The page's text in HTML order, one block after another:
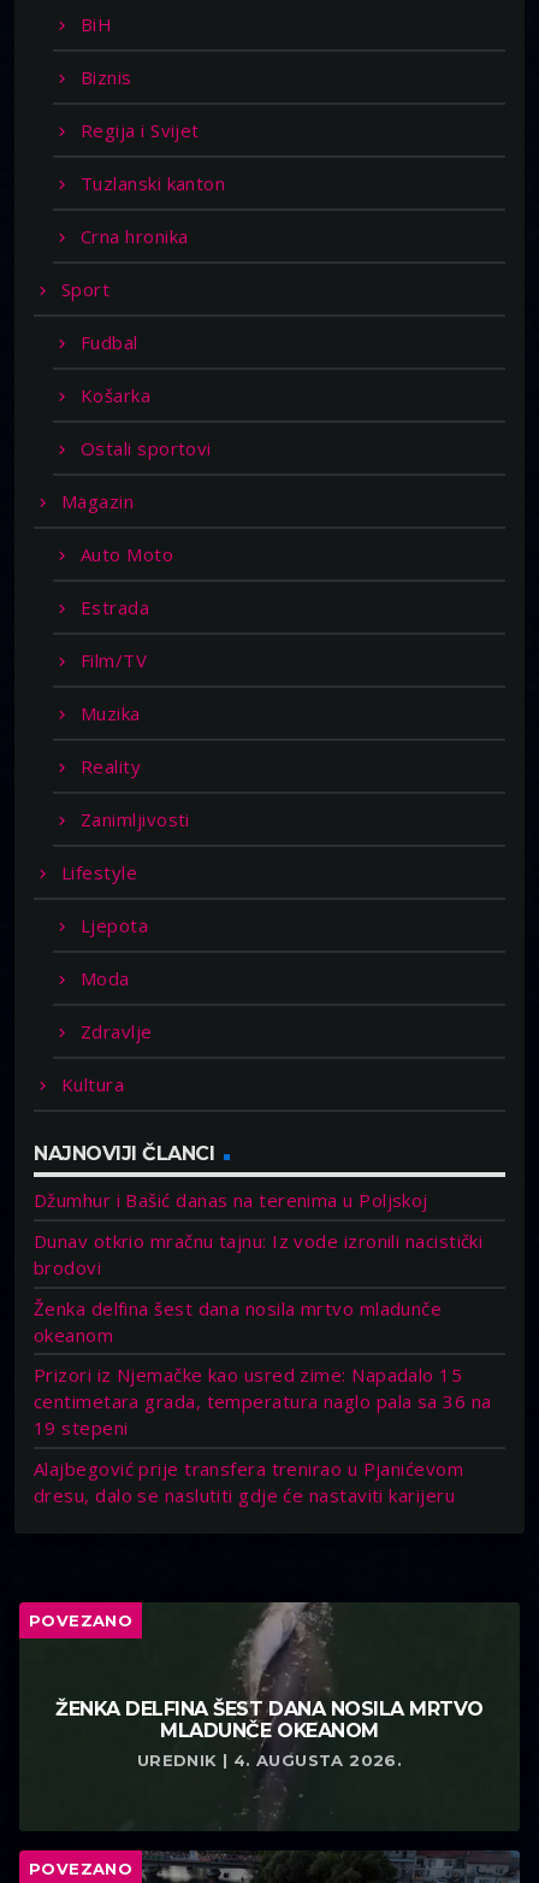
BiH
Biznis
Regija i Svijet
Tuzlanski kanton
Crna hronika
Sport
Fudbal
Košarka
Ostali sportovi
Magazin
Auto Moto
Estrada
Film/TV
Muzika
Reality
Zanimljivosti
Lifestyle
Ljepota
Moda
Zdravlje
Kultura
NAJNOVIJI ČLANCI
Džumhur i Bašić danas na terenima u Poljskoj
Dunav otkrio mračnu tajnu: Iz vode izronili nacistički
brodovi
Ženka delfina šest dana nosila mrtvo mladunče
okeanom
Prizori iz Njemačke kao usred zime: Napadalo 15
centimetara grada, temperatura naglo pala sa 36 na
19 stepeni
Alajbegović prije transfera trenirao u Pjanićevom
dresu, dalo se naslutiti gdje će nastaviti karijeru
POVEZANO
ŽENKA DELFINA ŠEST DANA NOSILA MRTVO
MLADUNČE OKEANOM
UREDNIK | 4. AUGUSTA 2026.
POVEZANO